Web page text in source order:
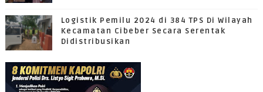
Logistik Pemilu 2024 di 384 TPS Di Wilayah
Kecamatan Cibeber Secara Serentak
Didistribusikan